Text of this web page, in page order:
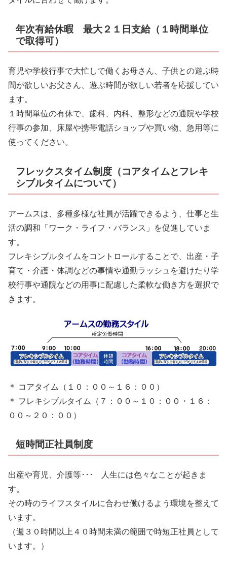
年次有給休暇 最大２１日支給（１時間単位
で取得可）
育児や学校行事で大忙しで働くお母さん、子供との遊ぶ時
間が欲しいお父さん、遊ぶ時間が欲しい若者を応援してい
ます。
１時間単位の有休で、歯科、内科、整形などの通院や学校
行事の参加、床屋や携帯電話ショップや買い物、急用等に
使ってください。
フレックスタイム制度（コアタイムとフレキ
シブルタイムについて）
アームスは、多種多様な社員が活躍できるよう、仕事と生
活の調和「ワーク・ライフ・バランス」を促進していま
す。
フレキシブルタイムをコントロールすることで、出産・子
育て・介護・体調などの事情や通勤ラッシュを避けたり学
校行事や通院などの用事に配慮した柔軟な働き方を選択で
きます。
＊ コアタイム（１０：００～１６：００）
＊ フレキシブルタイム（７：００～１０：００・１６：
００～２０：００）
短時間正社員制度
出産や育児、介護等･･･ 人生には色々なことが起きま
す。
その時のライフスタイルに合わせ働けるよう環境を整えて
います。
（週３０時間以上４０時間未満の範囲で時短正社員として
います。）